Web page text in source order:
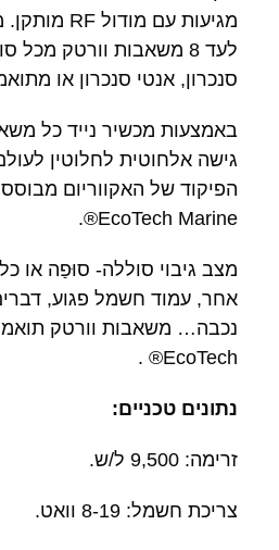
לעד 8 משאבות וורטק
סנכרון, אנטי סנכרון או
באמצעות מכשיר נייד כל
גישה אלחוטית לחלוטין
הפיקוד של האקווריום
EcoTech Marine®.
מצב גיבוי סוללה- סוּפַה או
אחר, עמוד חשמל פגוע,
נכבה… משאבות וורטק
EcoTech® .
נתונים טכניים:
זרימה: 9,500 ל/ש.
צריכת חשמל: 8-19 וואט.